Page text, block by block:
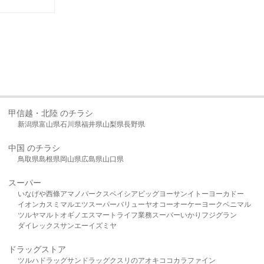
甲信越・北陸 のチラシ
新潟県富山県石川県福井県山梨県長野県
中国 のチラシ
鳥取県島根県岡山県広島県山口県
スーパー
いなげや西條アマノパークスベイシア ビッグヨーサンイトーヨーカドー
イオンカスミ マルエツ スーパーバリューヤオコーオーケー ヨークベニマル
ツルヤマルト オギノ エスマート ライフ業務スーパーいかり フジグラン
ダイレックスサンエーイズミヤ
ドラッグストア
ツルハドラッグサンドラッグクスリのアオキ ココカラファイン